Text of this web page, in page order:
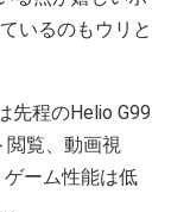
いるのもウリと
先程のHelio G99
閲覧、動画視
ーム性能は低